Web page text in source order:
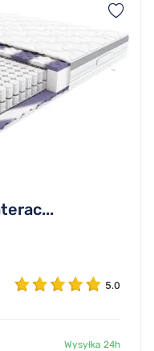
5.0
Wysyłka 24h